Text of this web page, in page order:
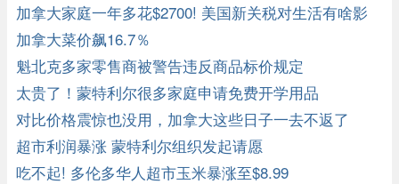
加拿大家庭一年多花$2700! 美国新关税对生活有啥影
响?
加拿大菜价飙16.7％
魁北克多家零售商被警告违反商品标价规定
太贵了！蒙特利尔很多家庭申请免费开学用品
对比价格震惊也没用，加拿大这些日子一去不返了
超市利润暴涨 蒙特利尔组织发起请愿
吃不起! 多伦多华人超市玉米暴涨至$8.99